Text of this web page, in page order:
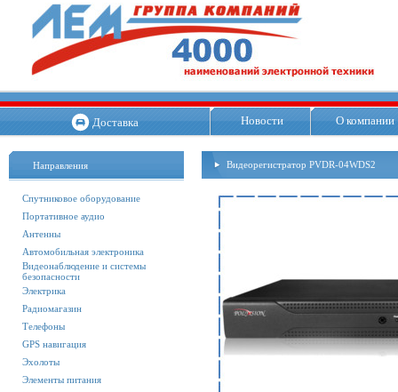
Доставка Новости О компании
Направления
Спутниковое оборудование
Портативное аудио
Антенны
Автомобильная электроника
Видеонаблюдение и системы
безопасности
Электрика
Радиомагазин
Телефоны
GPS навигация
Эхолоты
Элементы питания
Видеорегистратор PVDR-04WDS2